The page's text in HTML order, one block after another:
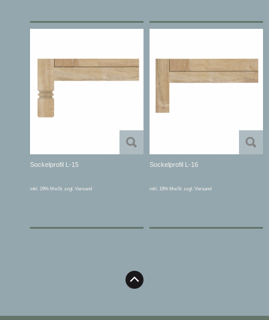
Sockelprofil L-15
inkl. 19% MwSt. zzgl. Versand
Sockelprofil L-16
inkl. 19% MwSt. zzgl. Versand